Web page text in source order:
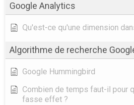
Google Analytics
Qu'est-ce qu'une dimension
Algorithme de recherche
Google Hummingbird
Combien de temps faut-il pour
fasse effet ?